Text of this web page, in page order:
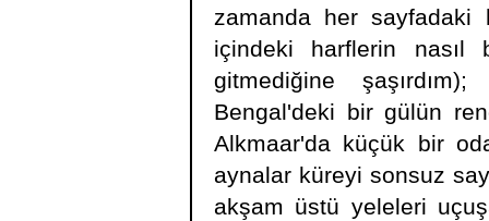
zamanda her sayfadaki
içindeki harflerin nasıl
gitmediğine
Bengal'deki bir gülün
Alkmaar'da küçük bir
aynalar küreyi sonsuz
akşam üstü yeleleri